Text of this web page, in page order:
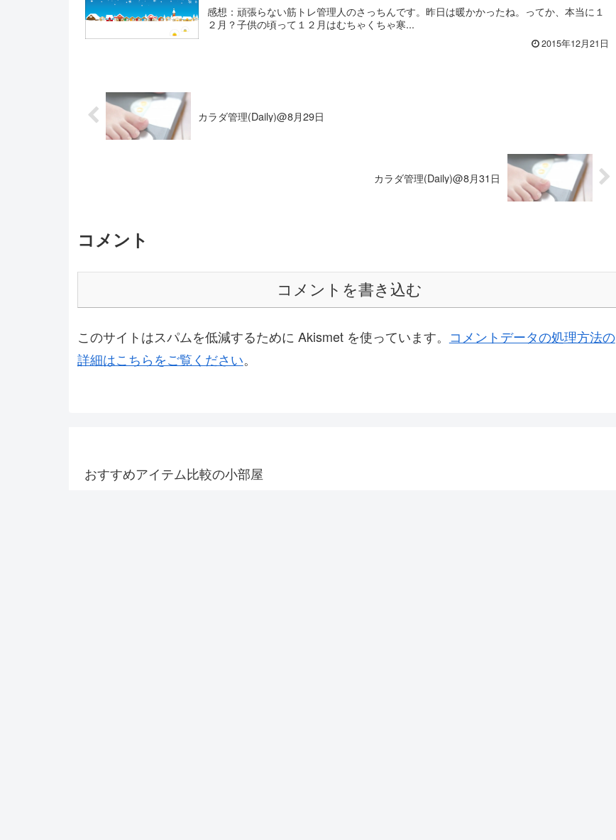
感想：頑張らない筋トレ管理人のさっちんです。昨日は暖かかったね。ってか、本当に１
２月？子供の頃って１２月はむちゃくちゃ寒...
2015年12月21日
カラダ管理(Daily)@8月29日
カラダ管理(Daily)@8月31日
コメント
コメントを書き込む
このサイトはスパムを低減するために Akismet を使っています。 コメントデータの処理方法の
詳細はこちらをご覧ください。
おすすめアイテム比較の小部屋